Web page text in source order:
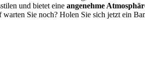
und bietet eine angenehme
Sie noch? Holen Sie sich jetzt ein